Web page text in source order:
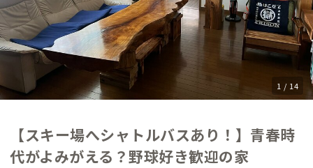
1 / 14
【スキー場へシャトルバスあり！】青春時
代がよみがえる？野球好き歓迎の家